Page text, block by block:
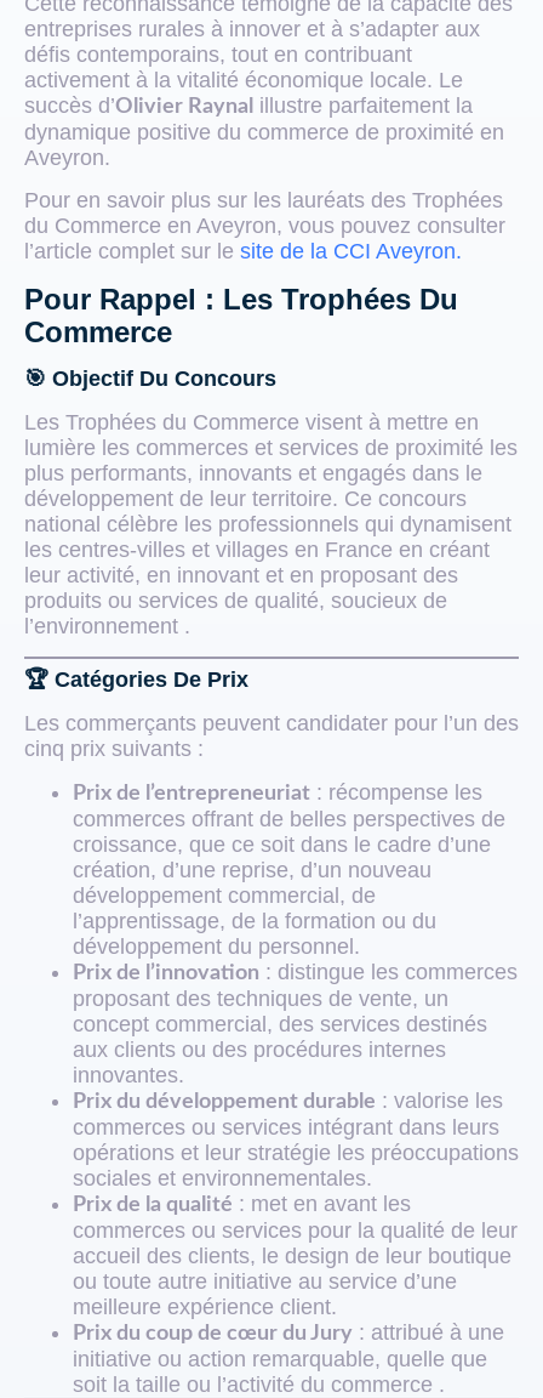
entreprises rurales à innover et à s’adapter aux
défis contemporains, tout en contribuant
activement à la vitalité économique locale. Le
succès d’Olivier Raynal
illustre parfaitement la
dynamique positive du commerce de proximité en
Aveyron.
Pour en savoir plus sur les lauréats des Trophées
du Commerce en Aveyron, vous pouvez consulter
l’article complet sur le site de la CCI Aveyron.
Pour Rappel : Les Trophées Du
Commerce
🎯 Objectif Du Concours
Les Trophées du Commerce visent à mettre en
lumière les commerces et services de proximité les
plus performants, innovants et engagés dans le
développement de leur territoire. Ce concours
national célèbre les professionnels qui dynamisent
les centres-villes et villages en France en créant
leur activité, en innovant et en proposant des
produits ou services de qualité, soucieux de
l’environnement .
🏆 Catégories De Prix
Les commerçants peuvent candidater pour l’un des
cinq prix suivants :
Prix de l’entrepreneuriat : récompense les
commerces offrant de belles perspectives de
croissance, que ce soit dans le cadre d’une
création, d’une reprise, d’un nouveau
développement commercial, de
l’apprentissage, de la formation ou du
développement du personnel.
Prix de l’innovation : distingue les commerces
proposant des techniques de vente, un
concept commercial, des services destinés
aux clients ou des procédures internes
innovantes.
Prix du développement durable : valorise les
commerces ou services intégrant dans leurs
opérations et leur stratégie les préoccupations
sociales et environnementales.
Prix de la qualité : met en avant les
commerces ou services pour la qualité de leur
accueil des clients, le design de leur boutique
ou toute autre initiative au service d’une
meilleure expérience client.
Prix du coup de cœur du Jury : attribué à une
initiative ou action remarquable, quelle que
soit la taille ou l’activité du commerce .